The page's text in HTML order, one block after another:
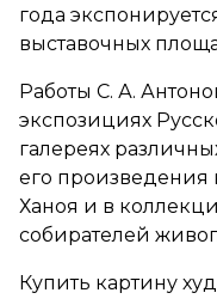
года
выставочных
Работы С. А.
экспозициях
галереях
его произведения
Ханоя и в
собирателей
Купить картину